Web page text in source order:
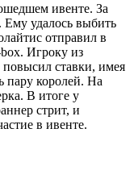
ивенте. За
удалось выбить
отправил в
Игроку из
ставки, имея
пару королей. На
В итоге у
стрит, и
в ивенте.